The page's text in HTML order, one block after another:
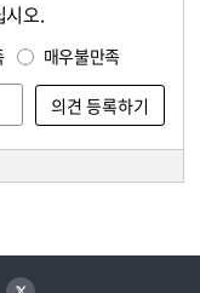
시오.
매우불만족
트위터